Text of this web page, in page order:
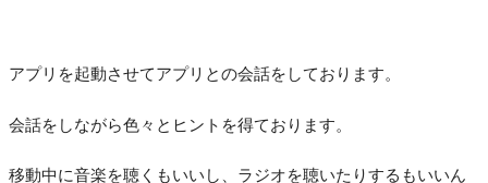
アプリを起動させてアプリとの会話をしております。
会話をしながら色々とヒントを得ております。
移動中に音楽を聴くもいいし、ラジオを聴いたりするもいいん